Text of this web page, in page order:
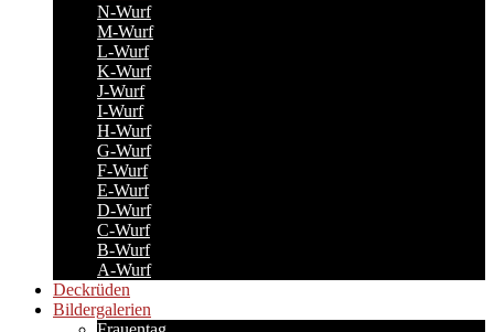
N-Wurf
M-Wurf
L-Wurf
K-Wurf
J-Wurf
I-Wurf
H-Wurf
G-Wurf
F-Wurf
E-Wurf
D-Wurf
C-Wurf
B-Wurf
A-Wurf
Deckrüden
Bildergalerien